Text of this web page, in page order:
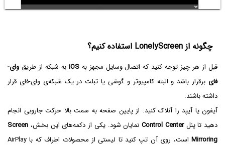
چگونه از LonelyScreen استفاده کنیم؟
قبل از هر چیز توجه کنید که اتصال وسایل مجهز بهiOS به شبکه از طریق وای-
فای برقرار باشد و البته کامپیوتر و گوشی یا تبلت در یک شبکه‌ی وای-فای قرار
داشته باشند.
آیفون یا آیپد را آنلاک کنید. از پایین صفحه به سمت بالا حرکت جاروبی انجام
دهید تا پنلControl Center نمایان شود. یکی از دکمه‌های این بخش، Screen
Mirroring
است، روی آن تپ کنید تا لیستی از محصولات اطراف که با AirPlay